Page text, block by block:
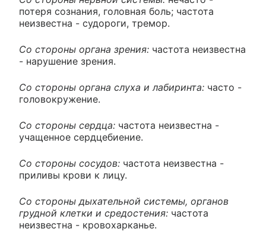
потеря сознания, головная боль; частота
неизвестна - судороги, тремор.
Со стороны органа зрения: частота неизвестна
- нарушение зрения.
Со стороны органа слуха и лабиринта: часто -
головокружение.
Со стороны сердца: частота неизвестна -
учащенное сердцебиение.
Со стороны сосудов: частота неизвестна -
приливы крови к лицу.
Со стороны дыхательной системы, органов
грудной клетки и средостения: частота
неизвестна - кровохарканье.